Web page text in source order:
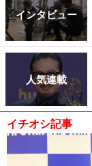
インタビュー
人気連載
イチオシ記事